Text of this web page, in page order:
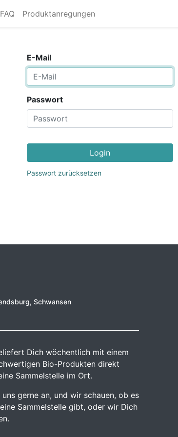
Produktanregungen
E-Mail
Passwort
Login
Passwort zurücksetzen
Schwansen
Dich wöchentlich mit einem
Bio-Produkten direkt
Sammelstelle im Ort.
gerne an, und wir schauen, ob es
Sammelstelle gibt, oder wir Dich